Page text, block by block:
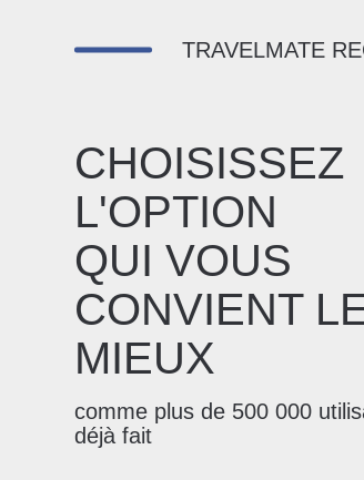
TRAVELMATE
CHOISISSEZ
L'OPTION
QUI VOUS
CONVIENT
MIEUX
comme plus de 500 000
déjà fait